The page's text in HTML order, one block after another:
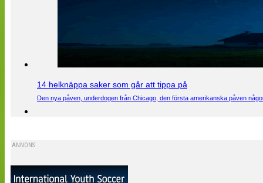
14 helknäppa saker som går att tippa på
Den nya påven, underdogen från Chicago, den första amerikanska påven
ANNONS